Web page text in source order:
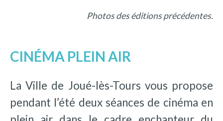
Photos des éditions précédentes.
CINÉMA PLEIN AIR
La Ville de Joué-lès-Tours vous propose
pendant l’été deux séances de cinéma en